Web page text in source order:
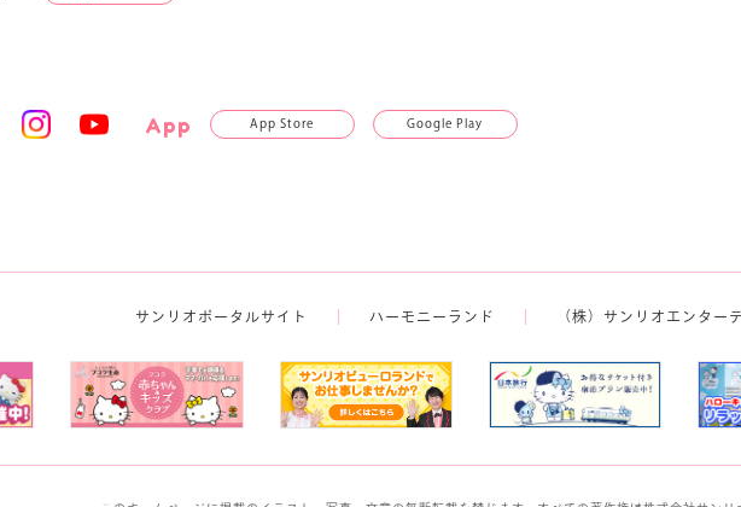
App App Store Google Play
サンリオポータルサイト ハーモニーランド （株）サンリオエンター